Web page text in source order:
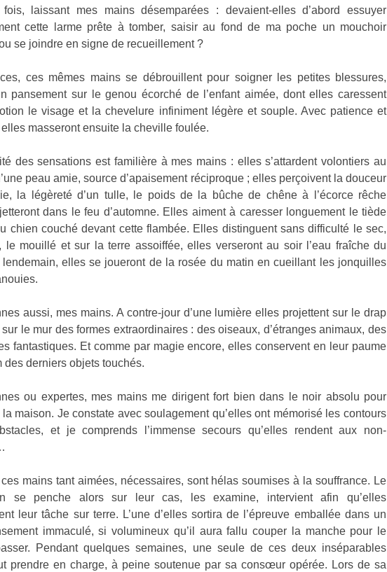
fois, laissant mes mains désemparées : devaient-elles d’abord essuyer
cette larme prête à tomber, saisir au fond de ma poche un mouchoir
se joindre en signe de recueillement ?
ces mêmes mains se débrouillent pour soigner les petites blessures,
pansement sur le genou écorché de l’enfant aimée, dont elles caressent
le visage et la chevelure infiniment légère et souple. Avec patience et
masseront ensuite la cheville foulée.
des sensations est familière à mes mains : elles s’attardent volontiers au
peau amie, source d’apaisement réciproque ; elles perçoivent la douceur
la légèreté d’un tulle, le poids de la bûche de chêne à l’écorce rêche
dans le feu d’automne. Elles aiment à caresser longuement le tiède
chien couché devant cette flambée. Elles distinguent sans difficulté le sec,
le mouillé et sur la terre assoiffée, elles verseront au soir l’eau fraîche du
lendemain, elles se joueront de la rosée du matin en cueillant les jonquilles
aussi, mes mains. A contre-jour d’une lumière elles projettent sur le drap
le mur des formes extraordinaires : des oiseaux, d’étranges animaux, des
fantastiques. Et comme par magie encore, elles conservent en leur paume
des derniers objets touchés.
ou expertes, mes mains me dirigent fort bien dans le noir absolu pour
la maison. Je constate avec soulagement qu’elles ont mémorisé les contours
et je comprends l’immense secours qu’elles rendent aux non-
ces mains tant aimées, nécessaires, sont hélas soumises à la souffrance. Le
se penche alors sur leur cas, les examine, intervient afin qu’elles
leur tâche sur terre. L’une d’elles sortira de l’épreuve emballée dans un
immaculé, si volumineux qu’il aura fallu couper la manche pour le
Pendant quelques semaines, une seule de ces deux inséparables
prendre en charge, à peine soutenue par sa consœur opérée. Lors de sa